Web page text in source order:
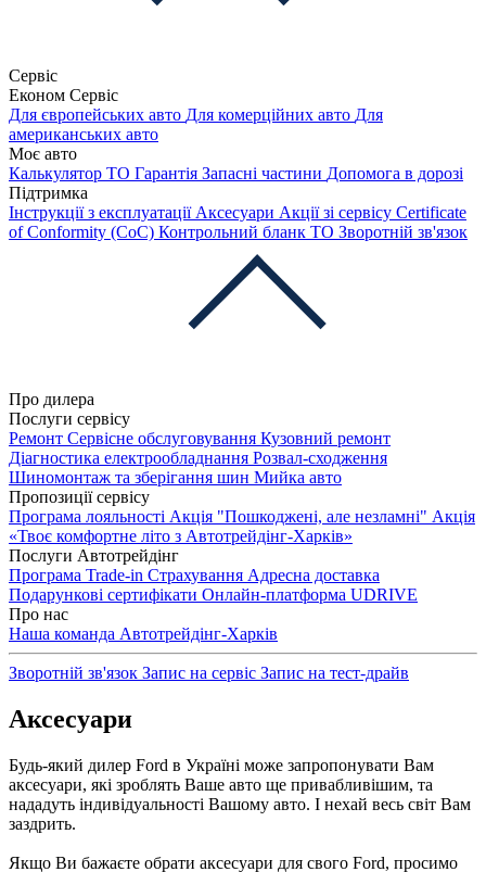
Сервіс
Економ Сервіс
Для європейських авто Для комерційних авто Для
американських авто
Моє авто
Калькулятор ТО Гарантія Запасні частини Допомога в дорозі
Підтримка
Інструкції з експлуатації Аксесуари Акції зі сервісу Certificate
of Conformity (CoC) Контрольний бланк ТО Зворотній зв'язок
Про дилера
Послуги сервісу
Ремонт Сервісне обслуговування Кузовний ремонт
Діагностика електрообладнання Розвал-сходження
Шиномонтаж та зберігання шин Мийка авто
Пропозиції сервісу
Програма лояльності Акція "Пошкоджені, але незламні" Акція
«Твоє комфортне літо з Автотрейдінг-Харків»
Послуги Автотрейдінг
Програма Trade-in Страхування Адресна доставка
Подарункові сертифікати Онлайн-платформа UDRIVE
Про нас
Наша команда Автотрейдінг-Харків
Зворотній зв'язок Запис на сервіс Запис на тест-драйв
Аксесуари
Будь-який дилер Ford в Україні може запропонувати Вам
аксесуари, які зроблять Ваше авто ще привабливішим, та
нададуть індивідуальності Вашому авто. І нехай весь світ Вам
заздрить.
Якщо Ви бажаєте обрати аксесуари для свого Ford, просимо